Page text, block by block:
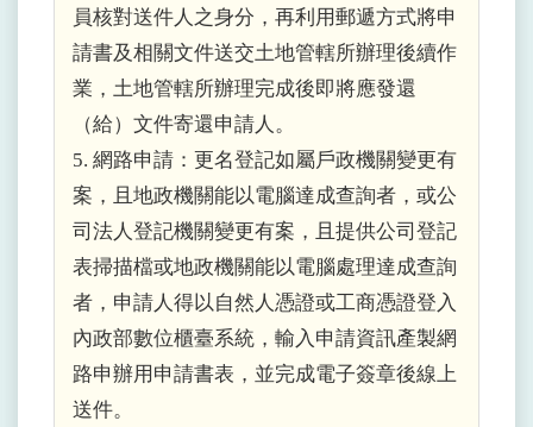
員核對送件人之身分，再利用郵遞方式將申
請書及相關文件送交土地管轄所辦理後續作
業，土地管轄所辦理完成後即將應發還
（給）文件寄還申請人。
5. 網路申請：更名登記如屬戶政機關變更有
案，且地政機關能以電腦達成查詢者，或公
司法人登記機關變更有案，且提供公司登記
表掃描檔或地政機關能以電腦處理達成查詢
者，申請人得以自然人憑證或工商憑證登入
內政部數位櫃臺系統，輸入申請資訊產製網
路申辦用申請書表，並完成電子簽章後線上
送件。